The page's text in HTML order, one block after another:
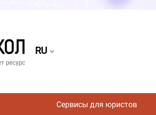
RU
Сервисы для юристов